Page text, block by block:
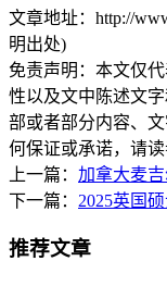
文章地址：http://
明出处)
免责声明：本文仅
性以及文中陈述文
部或者部分内容、
何保证或承诺，请
上一篇： 加拿大麦吉
下一篇： 2025英国
推荐文章